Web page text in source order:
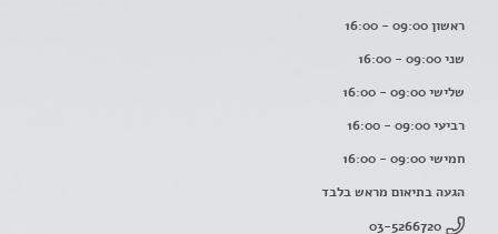
ראשון 09:00 - 16:00
שני 09:00 - 16:00
שלישי 09:00 - 16:00
רביעי 09:00 - 16:00
חמישי 09:00 - 16:00
הגעה בתיאום מראש בלבד
03-5266720